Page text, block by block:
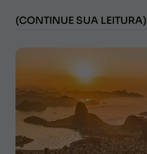
(CONTINUE SUA LEITURA)